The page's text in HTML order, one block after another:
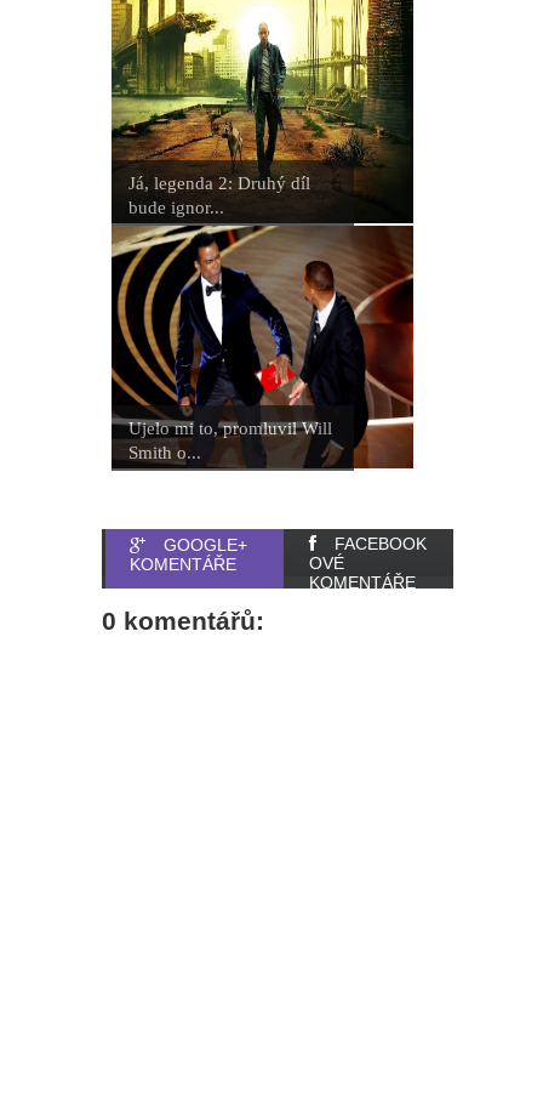
Já, legenda 2: Druhý díl
bude ignor...
Ujelo mi to, promluvil Will
Smith o...
GOOGLE+
KOMENTÁŘE
FACEBOOK
OVÉ
KOMENTÁŘE
0 komentářů: